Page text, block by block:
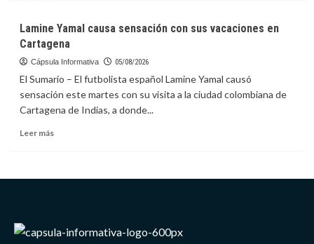
confirma
Eugenia,
hija
del
expríncipe
da
a
en
Lamine Yamal causa sensación con sus vacaciones en
Cartagena
Cápsula Informativa 05/08/2026
El Sumario – El futbolista español Lamine Yamal causó
sensación este martes con su visita a la ciudad colombiana de
Cartagena de Indias, a donde...
Leer másLeer
sus